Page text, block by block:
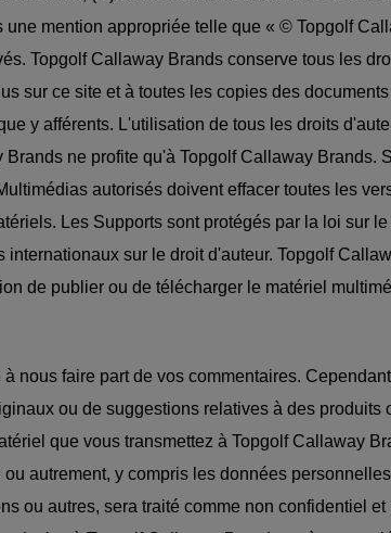
mention appropriée telle que « © Topgolf
Topgolf Callaway Brands conserve tous les
sur ce site et à toutes les copies des
y afférents. L'utilisation de tous les droits
ne profite qu'à Topgolf Callaway Brands.
autorisés doivent effacer toutes les
Les Supports sont protégés par la loi sur
internationaux sur le droit d'auteur. Topgolf
de publier ou de télécharger le matériel
nous faire part de vos commentaires.
ou de suggestions relatives à des produits
que vous transmettez à Topgolf Callaway
autrement, y compris les données
ou autres, sera traité comme non confidentiel